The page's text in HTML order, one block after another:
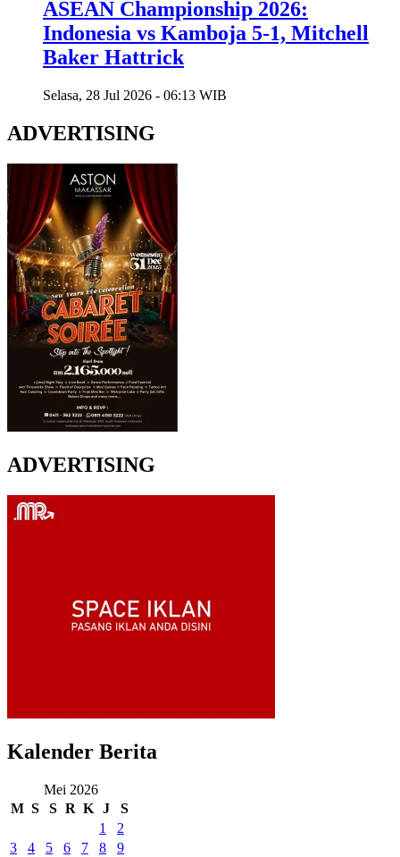
ASEAN Championship 2026:
Indonesia vs Kamboja 5-1, Mitchell
Baker Hattrick
Selasa, 28 Jul 2026 - 06:13 WIB
ADVERTISING
ADVERTISING
Kalender Berita
Mei 2026
M S S R K J
S
1
2
3
4 5 6 7 8
9